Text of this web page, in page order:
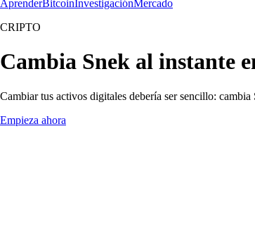
AprenderBitcoinInvestigaciónMercado
CRIPTO
Cambia Snek al instante
Cambiar tus activos digitales debería ser sencillo:
Empieza ahora